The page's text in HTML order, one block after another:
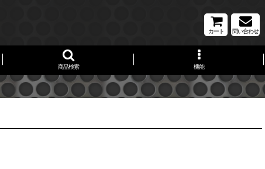
カート 問い合わせ
商品検索 機能